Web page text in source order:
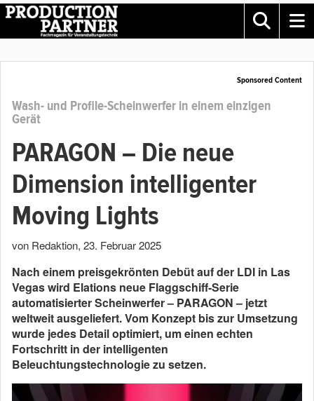
Sponsored Content
Wash- und Profile-Scheinwerfer in einem einzigen
Gerät
PARAGON – Die neue
Dimension intelligenter
Moving Lights
von Redaktion, 23. Februar 2025
Nach einem preisgekrönten Debüt auf der LDI in Las
Vegas wird Elations neue Flaggschiff-Serie
automatisierter Scheinwerfer – PARAGON – jetzt
weltweit ausgeliefert. Vom Konzept bis zur Umsetzung
wurde jedes Detail optimiert, um einen echten
Fortschritt in der intelligenten
Beleuchtungstechnologie zu setzen.